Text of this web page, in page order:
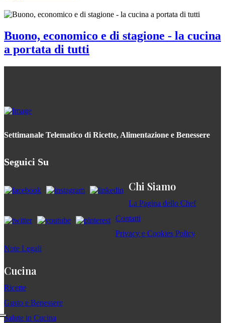
Buono, economico e di stagione - la cucina
a portata di tutti
Settimanale Telematico di Ricette, Alimentazione e Benessere
Seguici Su
Chi Siamo
La Pagina dello Chef
Contatti
Privacy e Cookies Policy
Note Legali
Cucina
Ricette
Gusto e Benessere
Salute in Cucina